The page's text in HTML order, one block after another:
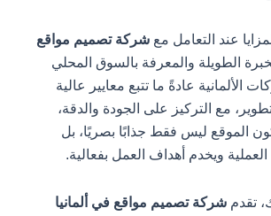
عند التعامل معشركة تصميم مواقع
الطويلة والمعرفة بالسوق المحلي
الألمانية عادةً ما تتبع معايير عالية
مع التركيز على الجودة والدقة،
الموقع ليس فقط جذابًا بصريًا، بل
ويخدم أهداف العمل بفعالية.
تقدمشركة تصميم مواقع في ألمانيا